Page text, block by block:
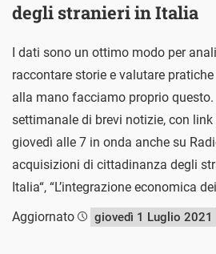
degli stranieri in Italia
I dati sono un ottimo modo per
raccontare storie e valutare
alla mano facciamo proprio questo.
settimanale di brevi notizie, con link
giovedì alle 7 in onda anche su
acquisizioni di cittadinanza degli
Italia“, “L’integrazione economica
Aggiornato
giovedì 1 Luglio 2021